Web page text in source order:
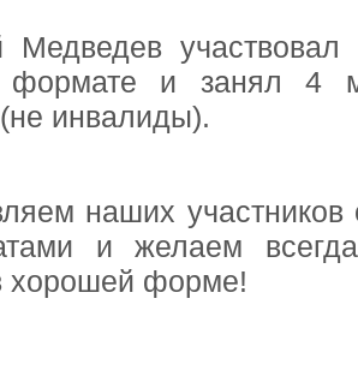
Медведев
формате и занял 4
инвалиды).
наших участников
и желаем
хорошей форме!